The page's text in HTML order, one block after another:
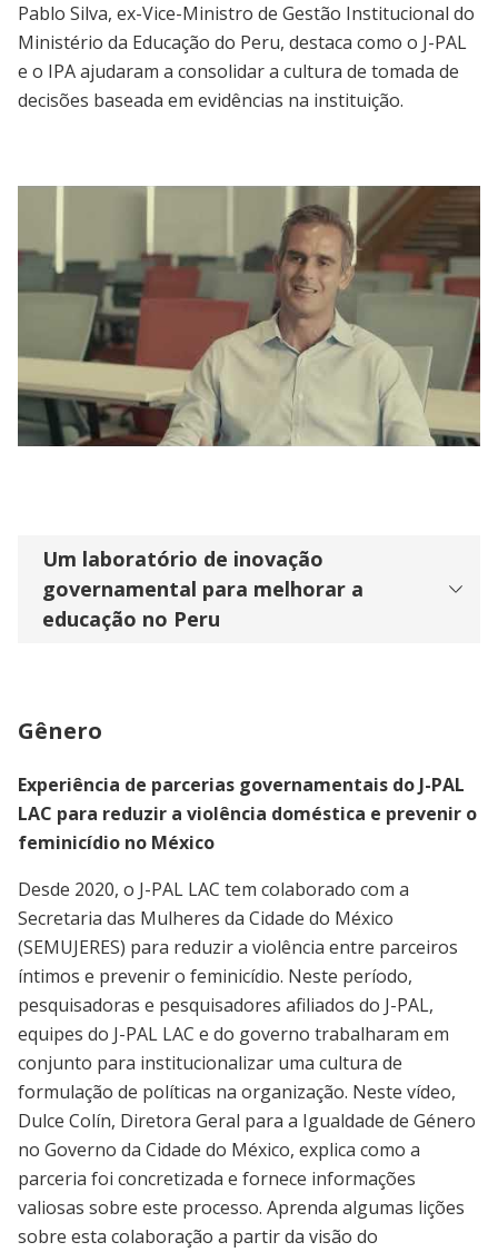
Pablo Silva, ex-Vice-Ministro de Gestão Institucional do
Ministério da Educação do Peru, destaca como o J-PAL
e o IPA ajudaram a consolidar a cultura de tomada de
decisões baseada em evidências na instituição.
Um laboratório de inovação
governamental para melhorar a
educação no Peru
Gênero
Experiência de parcerias governamentais do J-PAL
LAC para reduzir a violência doméstica e prevenir o
feminicídio no México
Desde 2020, o J-PAL LAC tem colaborado com a
Secretaria das Mulheres da Cidade do México
(SEMUJERES) para reduzir a violência entre parceiros
íntimos e prevenir o feminicídio. Neste período,
pesquisadoras e pesquisadores afiliados do J-PAL,
equipes do J-PAL LAC e do governo trabalharam em
conjunto para institucionalizar uma cultura de
formulação de políticas na organização. Neste vídeo,
Dulce Colín, Diretora Geral para a Igualdade de Género
no Governo da Cidade do México, explica como a
parceria foi concretizada e fornece informações
valiosas sobre este processo. Aprenda algumas lições
sobre esta colaboração a partir da visão do